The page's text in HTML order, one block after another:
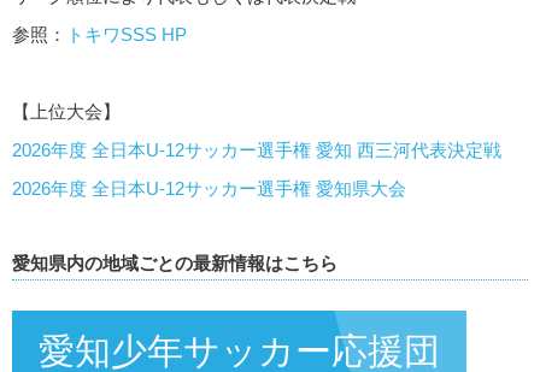
参照：
トキワSSS HP
【上位大会】
2026年度 全日本U-12サッカー選手権 愛知 西三河代表決定戦
2026年度 全日本U-12サッカー選手権 愛知県大会
愛知県内の地域ごとの最新情報はこちら
愛知少年サッカー応援団